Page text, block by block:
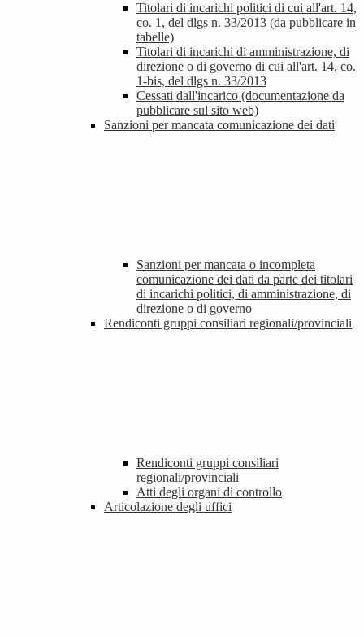
Titolari di incarichi politici di cui all'art. 14,
co. 1, del dlgs n. 33/2013 (da pubblicare in
tabelle)
Titolari di incarichi di amministrazione, di
direzione o di governo di cui all'art. 14, co.
1-bis, del dlgs n. 33/2013
Cessati dall'incarico (documentazione da
pubblicare sul sito web)
Sanzioni per mancata comunicazione dei dati
Sanzioni per mancata o incompleta
comunicazione dei dati da parte dei titolari
di incarichi politici, di amministrazione, di
direzione o di governo
Rendiconti gruppi consiliari regionali/provinciali
Rendiconti gruppi consiliari
regionali/provinciali
Atti degli organi di controllo
Articolazione degli uffici